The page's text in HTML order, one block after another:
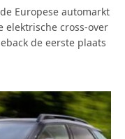
Europese automarkt
elektrische cross-over
de eerste plaats